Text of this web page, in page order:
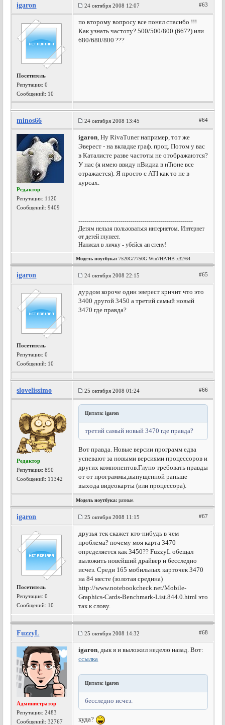
igaron 24 октября 2008 12:07 #63
Посетитель
Репутация:0
Сообщений: 10
по второму вопросу все понял спасибо !!!
Как узнать частоту? 500/500/800 (667?) или
680/680/800 ???
minos66 24 октября 2008 13:45 #64
Редактор
Репутация: 1120
Сообщений: 9409
igaron, Ну RivaTuner например, тот же
Эверест - на вкладке граф. проц. Потом у вас
в Каталисте разве частоты не отображаются?
У нас (я имею ввиду нВидиа в нТюне все
отражается). Я просто с ATI как то не в
курсах.
---------------------------------------------------------
Детям нельзя пользоваться интернетом. Интернет
от детей глупеет.
Написал в личку - убейся ап стену!
Модель ноутбука: 7520G/7750G Win7HP/HB x32/64
igaron 24 октября 2008 22:15 #65
Посетитель
Репутация:0
Сообщений: 10
дурдом короче один эверест кричит что это
3400 другой 3450 а третий самый новый
3470 где правда?
slovelissimo 25 октября 2008 01:24 #66
Редактор
Репутация:890
Сообщений: 11342
Цитата: igaron
третий самый новый 3470 где правда?
Вот правда. Новые версии программ едва
успевают за новыми версиями процессоров и
других компонентов.Глупо требовать правды
от от программы,выпущенной раньше
выхода видеокарты (или процессора).
Модель ноутбука: разные.
igaron 25 октября 2008 11:15 #67
Посетитель
Репутация:0
Сообщений: 10
друзья тек скажет кто-нибудь в чем
проблема? почему моя карта 3470
определяется как 3450?? FuzzyL обещал
выложить новейший драйвер и бесследно
исчез. Среди 165 мобильных карточек 3470
на 84 месте (золотая средина)
http://www.notebookcheck.net/Mobile-
Graphics-Cards-Benchmark-List.844.0.html это
так к слову.
FuzzyL 25 октября 2008 14:32 #68
Администратор
Репутация:2483
Сообщений: 32767
igaron, дык я и выложил неделю назад. Вот:
ссылка
Цитата: igaron
бесследно исчез.
куда?